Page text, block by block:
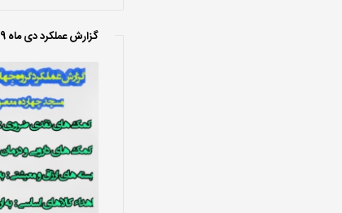
گزارش عملکرد دی ماه 99